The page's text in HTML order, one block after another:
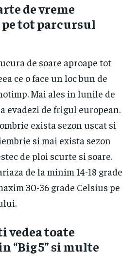
de vreme
tot parcursul
de soare aproape tot
ce o face un loc bun de
Mai ales in lunile de
evadezi de frigul european.
exista sezon uscat si
si mai exista sezon
de ploi scurte si soare.
de la minim 14-18 grade
30-36 grade Celsius pe
vedea toate
“Big 5” si multe